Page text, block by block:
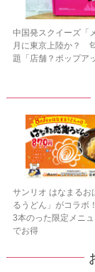
中国発スクイーズ「
月に東京上陸か？
題「店舗？ポップア
サンリオ はなまるお
るうどん」がコラ
3本のった限定メニ
でお得